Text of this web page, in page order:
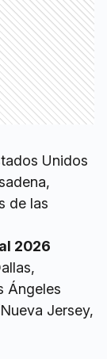
Unidos
de las
2026
Ángeles
Jersey,